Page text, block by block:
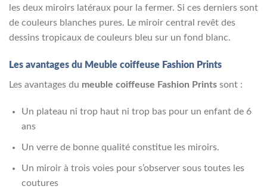
les deux miroirs latéraux pour la fermer. Si ces derniers sont
de couleurs blanches pures. Le miroir central revêt des
dessins tropicaux de couleurs bleu sur un fond blanc.
Les avantages du Meuble coiffeuse Fashion Prints
Les avantages du meuble coiffeuse Fashion Prints sont :
Un plateau ni trop haut ni trop bas pour un enfant de 6
ans
Un verre de bonne qualité constitue les miroirs.
Un miroir à trois voies pour s’observer sous toutes les
coutures